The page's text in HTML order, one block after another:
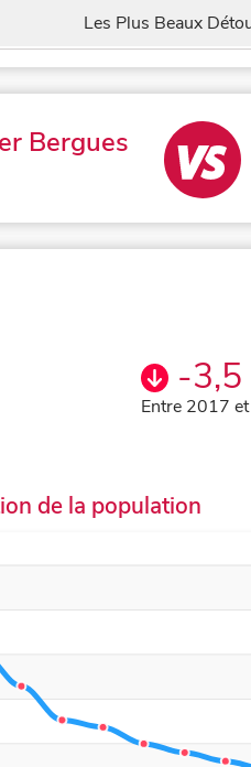
Les Plus Beaux
Bergues
-3,5
Entre 2017
de la population